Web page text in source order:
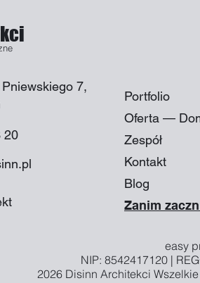
Pniewskiego 7,
20
Portfolio
Oferta —
Zespół
Kontakt
Blog
Zanim
easy
NIP: 8542417120 |
2026 Disinn Architekci